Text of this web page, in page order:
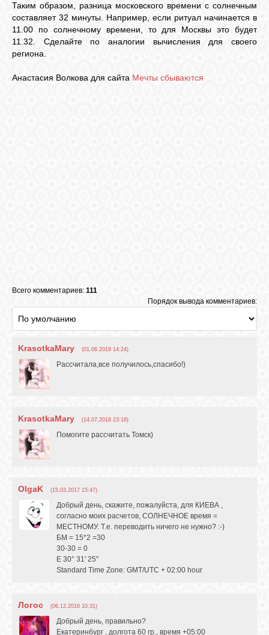
Таким образом, разница московского времени с солнечным
составляет 32 минуты. Например, если ритуал начинается в
11.00 по солнечному времени, то для Москвы это будет
11.32. Сделайте по аналогии вычисления для своего
региона.
Анастасия Волкова для сайта Мечты сбываются
Всего комментариев: 111
Порядок вывода комментариев:
KrasotkaMary (01.06.2019 14:24)
Рассчитала,все получилось,спасибо!)
KrasotkaMary (14.07.2018 23:18)
Помогите рассчитать Томск)
OlgaK (15.03.2017 15:47)
Добрый день, скажите, пожалуйста, для КИЕВА ,
согласно моих расчетов, СОЛНЕЧНОЕ время =
МЕСТНОМУ. Т.е. переводить ничего не нужно? :-)
БМ = 15*2 =30
30-30 = 0
E 30° 31' 25''
Standard Time Zone: GMT/UTC + 02:00 hour
Логос (06.12.2016 10:31)
Добрый день, правильно?
Екатеринбург , долгота 60 гр., время +05:00